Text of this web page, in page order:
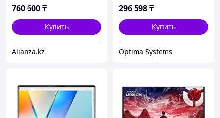
760 600₸
Купить
Alianza.kz
296 598₸
Купить
Optima Systems